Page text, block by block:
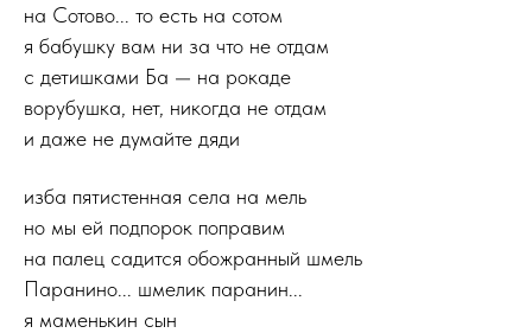
на Сотово... то есть на сотом
я бабушку вам ни за что не отдам
с детишками Ба — на рокаде
ворубушка, нет, никогда не отдам
и даже не думайте дяди
изба пятистенная села на мель
но мы ей подпорок поправим
на палец садится обожранный шмель
Паранино... шмелик паранин...
я маменькин сын